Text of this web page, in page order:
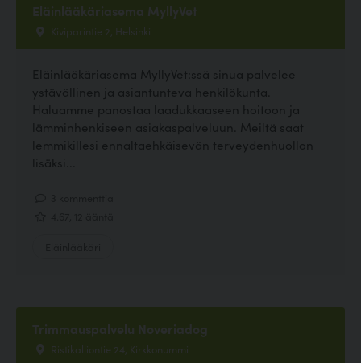
Eläinlääkäriasema MyllyVet
Kiviparintie 2, Helsinki
Eläinlääkäriasema MyllyVet:ssä sinua palvelee
ystävällinen ja asiantunteva henkilökunta.
Haluamme panostaa laadukkaaseen hoitoon ja
lämminhenkiseen asiakaspalveluun. Meiltä saat
lemmikillesi ennaltaehkäisevän terveydenhuollon
lisäksi...
Trimmauspalvelu Noveriadog
Ristikalliontie 24, Kirkkonummi